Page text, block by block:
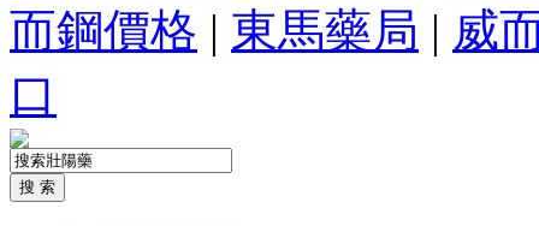
而鋼價格 | 東馬藥局 | 威
口